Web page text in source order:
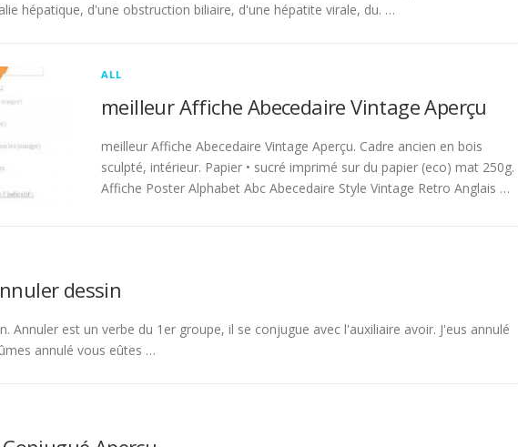
hépatique, d'une obstruction biliaire, d'une hépatite virale, du. …
ALL
meilleur Affiche Abecedaire Vintage Aperçu
meilleur Affiche Abecedaire Vintage Aperçu. Cadre ancien en bois
sculpté, intérieur. Papier • sucré imprimé sur du papier (eco) mat 250g.
Affiche Poster Alphabet Abc Abecedaire Style Vintage Retro Anglais …
dessin
Annuler est un verbe du 1er groupe, il se conjugue avec l'auxiliaire avoir. J'eus annulé
annulé vous eûtes …